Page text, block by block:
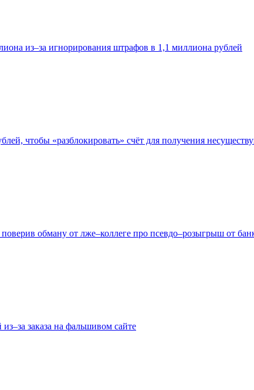
из–за игнорирования штрафов в 1,1 миллиона рублей
чтобы «разблокировать» счёт для получения
обману от лже–коллеге про псевдо–розыгрыш от
заказа на фальшивом сайте